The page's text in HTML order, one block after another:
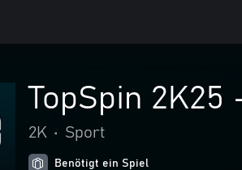
TopSpin 2K25
2K • Sport
Benötigt ein Spiel